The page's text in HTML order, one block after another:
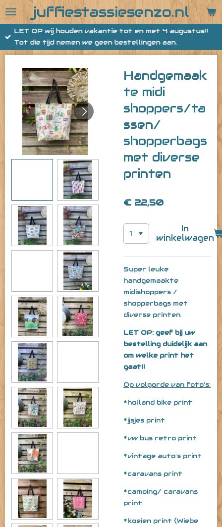
Ga
naar
hoofdinhoud
juffiestassiesenzo.nl
LET OP wij houden vakantie tot en met 4 augustus!!
Tot die tijd nemen we geen bestellingen aan.
Handgemaak
te midi
shoppers/ta
ssen/
shopperbags
met diverse
printen
€ 22,50
In
winkelwagen
Super leuke
handgemaakte
midishoppers /
shopperbags met
diverse printen.
LET OP: geef bij uw
bestelling duidelijk aan
om welke print het
gaat!!
Op volgorde van foto's:
*holland bike print
*ijsjes print
*vw bus retro print
*vintage auto's print
*caravans print
*camoing/ caravans
print
*koeien print (Wiebe